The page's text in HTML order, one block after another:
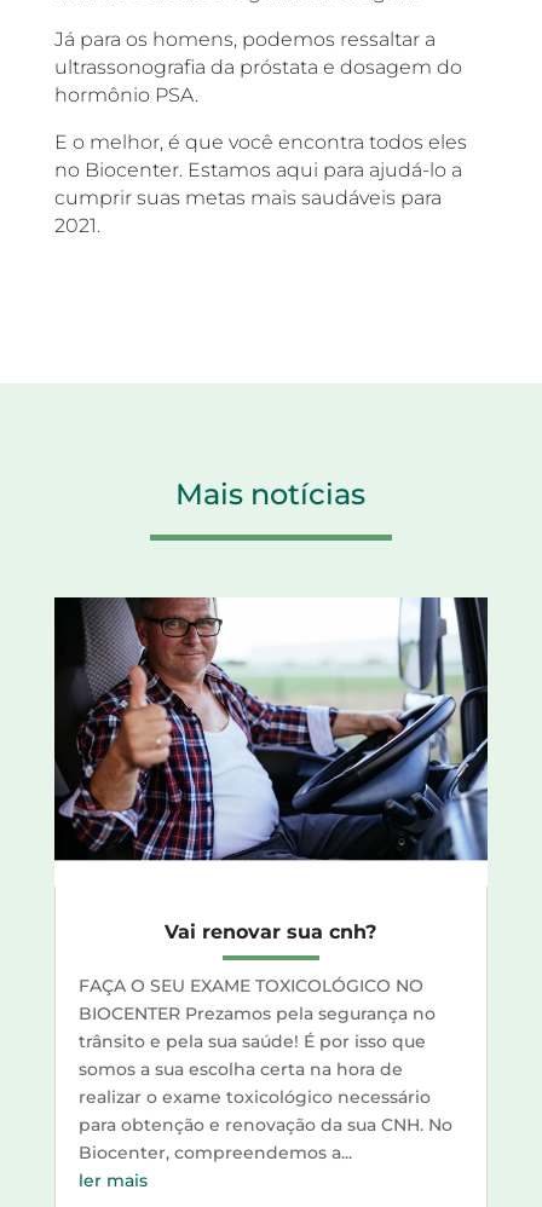
Já para os homens, podemos ressaltar a
ultrassonografia da próstata e dosagem do
hormônio PSA.
E o melhor, é que você encontra todos eles
no Biocenter. Estamos aqui para ajudá-lo a
cumprir suas metas mais saudáveis para
2021.
Mais notícias
Vai renovar sua cnh?
FAÇA O SEU EXAME TOXICOLÓGICO NO
BIOCENTER Prezamos pela segurança no
trânsito e pela sua saúde! É por isso que
somos a sua escolha certa na hora de
realizar o exame toxicológico necessário
para obtenção e renovação da sua CNH. No
Biocenter, compreendemos a...
ler mais